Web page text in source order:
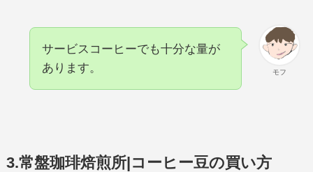
モフ
サービスコーヒーでも十分な量が
あります。
3.常盤珈琲焙煎所|コーヒー豆の買い方